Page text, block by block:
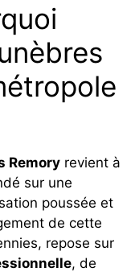
Remory revient à
sur une
poussée et
de cette
repose sur
, de